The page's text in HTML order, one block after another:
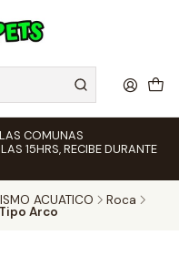
COMUNAS
15HRS, RECIBE DURANTE
ACUATICO Roca
Arco